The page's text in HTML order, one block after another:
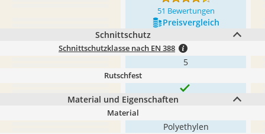
51 Bewertungen
Preis­vergleich
Schnittschutz
Schnittschutzklasse nach EN 388
5
Rutschfest
Material und Eigenschaften
Material
Polyethylen